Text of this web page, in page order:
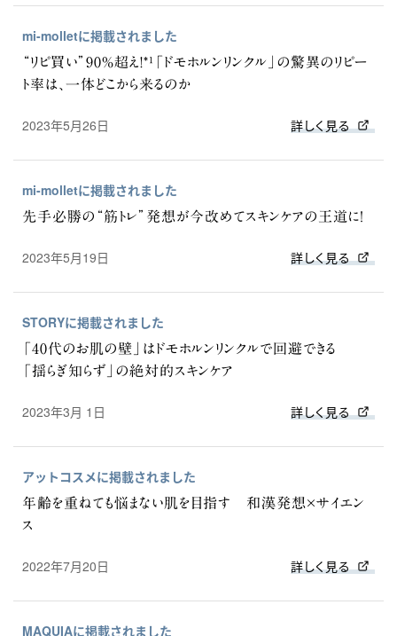
mi-molletに掲載されました
“リピ買い”90%超え!*¹「ドモホルンリンクル」の驚異のリピー
ト率は、一体どこから来るのか
2023年5月26日 詳しく見る
mi-molletに掲載されました
先手必勝の“筋トレ”発想が今改めてスキンケアの王道に！
2023年5月19日 詳しく見る
STORYに掲載されました
「40代のお肌の壁」はドモホルンリンクルで回避できる
「揺らぎ知らず」の絶対的スキンケア
2023年3月 1日 詳しく見る
アットコスメに掲載されました
年齢を重ねても悩まない肌を目指す 和漢発想×サイエン
ス
2022年7月20日 詳しく見る
MAQUIAに掲載されました